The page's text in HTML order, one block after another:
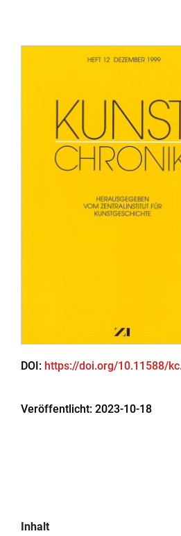
DOI: https://doi.org/10.11588/
Veröffentlicht: 2023-10-18
Inhalt